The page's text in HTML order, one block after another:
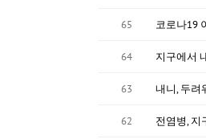
65 코로나19
64 지구에서
63 내니, 두려
62 전염병, 지